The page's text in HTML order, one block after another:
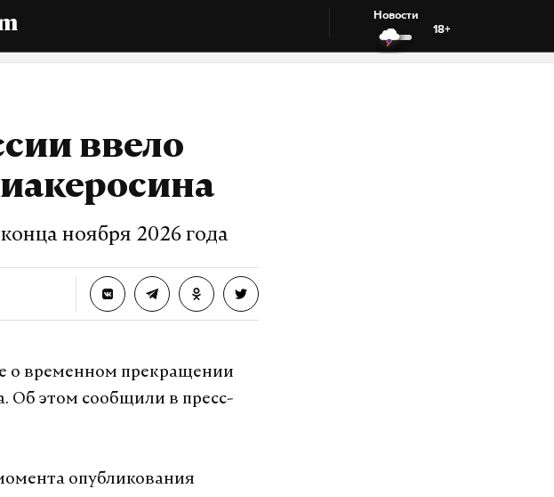
Новости
18+
ввело
ноября 2026 года
о временном прекращении
Об этом сообщили в пресс-
опубликования